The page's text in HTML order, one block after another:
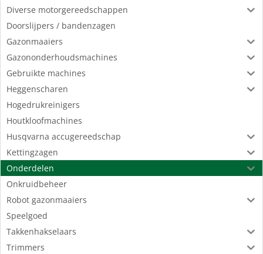
Diverse motorgereedschappen
Doorslijpers / bandenzagen
Gazonmaaiers
Gazononderhoudsmachines
Gebruikte machines
Heggenscharen
Hogedrukreinigers
Houtkloofmachines
Husqvarna accugereedschap
Kettingzagen
Onderdelen
Onkruidbeheer
Robot gazonmaaiers
Speelgoed
Takkenhakselaars
Trimmers